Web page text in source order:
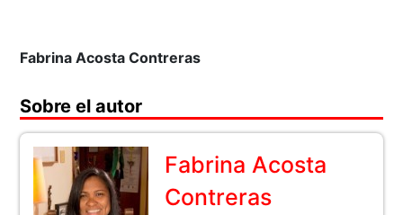
Fabrina Acosta Contreras
Sobre el autor
Fabrina Acosta
Contreras